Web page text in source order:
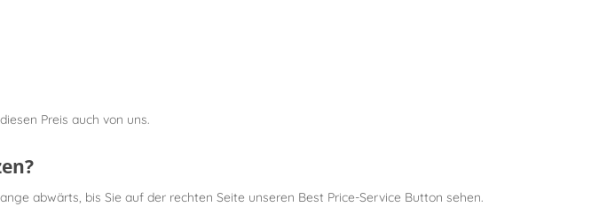
Preis auch von uns.
abwärts, bis Sie auf der rechten Seite unseren Best Price-Service Button sehen.